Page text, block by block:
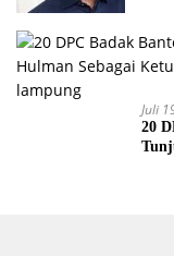
Juli
20